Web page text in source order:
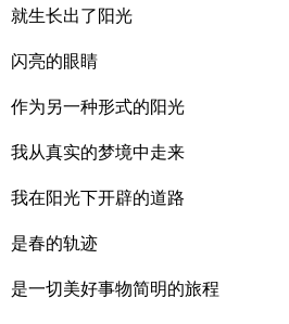
就生长出了阳光
闪亮的眼睛
作为另一种形式的阳光
我从真实的梦境中走来
我在阳光下开辟的道路
是春的轨迹
是一切美好事物简明的旅程